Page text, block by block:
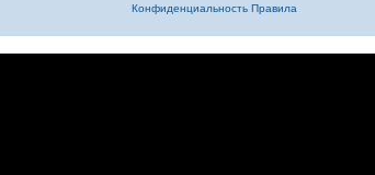
Конфиденциальность Правила